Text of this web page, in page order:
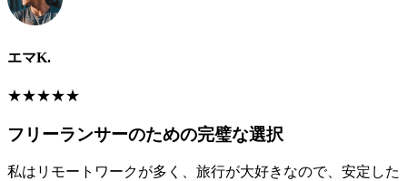
エマK.
★★★★★
フリーランサーのための完璧な選択
私はリモートワークが多く、旅行が大好きなので、安定した